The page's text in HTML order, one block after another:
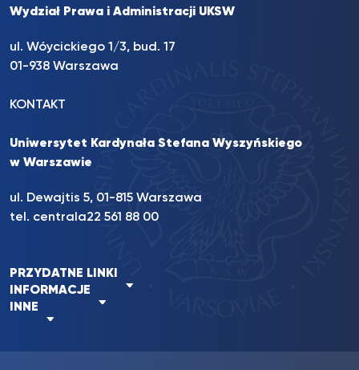
Wydział Prawa i Administracji UKSW
ul. Wóycickiego 1/3, bud. 17
01-938 Warszawa
KONTAKT
Uniwersytet Kardynała Stefana Wyszyńskiego
w Warszawie
ul. Dewajtis 5, 01-815 Warszawa
tel. centrala22 561 88 00
PRZYDATNE LINKI
INFORMACJE
INNE